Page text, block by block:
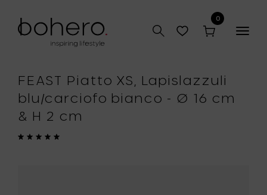
0
FEAST Piatto XS, Lapislazzuli
blu/carciofo bianco - Ø 16 cm
& H 2 cm